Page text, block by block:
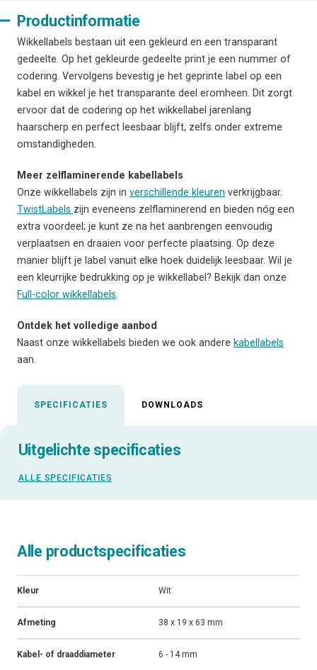
Productinformatie
Wikkellabels bestaan uit een gekleurd en een transparant
gedeelte. Op het gekleurde gedeelte print je een nummer of
codering. Vervolgens bevestig je het geprinte label op een
kabel en wikkel je het transparante deel eromheen. Dit zorgt
ervoor dat de codering op het wikkellabel jarenlang
haarscherp en perfect leesbaar blijft, zelfs onder extreme
omstandigheden.
Meer zelflaminerende kabellabels
Onze wikkellabels zijn in verschillende kleuren verkrijgbaar.
TwistLabels zijn eveneens zelflaminerend en bieden nóg een
extra voordeel; je kunt ze na het aanbrengen eenvoudig
verplaatsen en draaien voor perfecte plaatsing. Op deze
manier blijft je label vanuit elke hoek duidelijk leesbaar. Wil je
een kleurrijke bedrukking op je wikkellabel? Bekijk dan onze
Full-color wikkellabels
Ontdek het volledige aanbod
Naast onze wikkellabels bieden we ook andere kabellabels
aan.
SPECIFICATIES DOWNLOADS
Uitgelichte specificaties
ALLE SPECIFICATIES
Alle productspecificaties
Kleur Wit
Afmeting 38 x 19 x 63 mm
Kabel- of draaddiameter 6 - 14 mm